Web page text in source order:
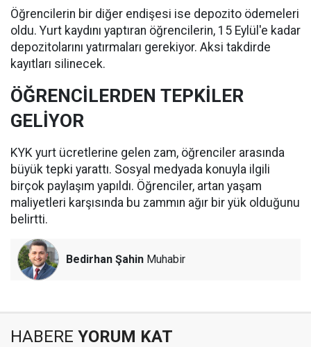
Öğrencilerin bir diğer endişesi ise depozito ödemeleri
oldu. Yurt kaydını yaptıran öğrencilerin, 15 Eylül'e kadar
depozitolarını yatırmaları gerekiyor. Aksi takdirde
kayıtları silinecek.
ÖĞRENCİLERDEN TEPKİLER
GELİYOR
KYK yurt ücretlerine gelen zam, öğrenciler arasında
büyük tepki yarattı. Sosyal medyada konuyla ilgili
birçok paylaşım yapıldı. Öğrenciler, artan yaşam
maliyetleri karşısında bu zammın ağır bir yük olduğunu
belirtti.
Bedirhan Şahin Muhabir
HABERE YORUM KAT